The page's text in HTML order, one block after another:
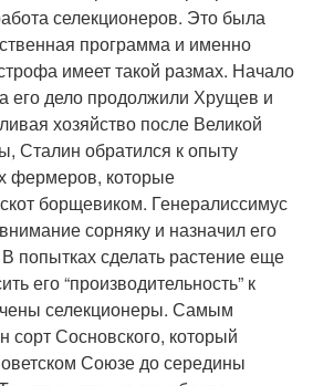
селекционеров. Это была
программа и именно
имеет такой размах. Начало
его дело продолжили Хрущев и
хозяйство после Великой
Сталин обратился к опыту
фермеров, которые
борщевиком. Генералиссимус
сорняку и назначил его
попытках сделать растение еще
его “производительность” к
селекционеры. Самым
Сосновского, который
Союзе до середины